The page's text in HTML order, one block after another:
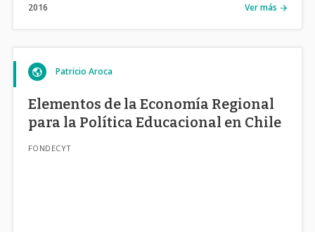
2016 Ver más
Patricio Aroca
Elementos de la Economía Regional
para la Política Educacional en Chile
FONDECYT